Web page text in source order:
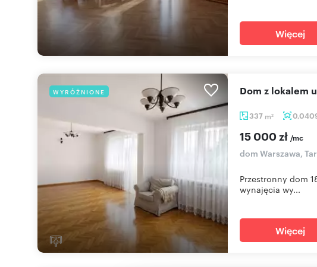
Więcej
WYRÓŻNIONE
337 m2
Dom z lokalem
15 000 zł /mc
dom Warszawa,
Przestronny dom
wynajęcia wy...
Więcej